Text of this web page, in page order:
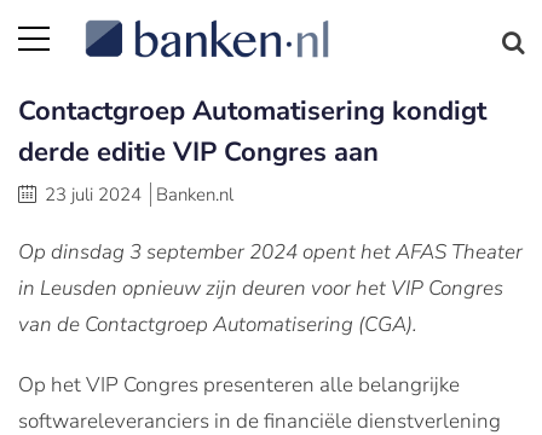
Contactgroep Automatisering kondigt
derde editie VIP Congres aan
23 juli 2024 Banken.nl
Op dinsdag 3 september 2024 opent het AFAS Theater
in Leusden opnieuw zijn deuren voor het VIP Congres
van de Contactgroep Automatisering (CGA).
Op het VIP Congres presenteren alle belangrijke
softwareleveranciers in de financiële dienstverlening